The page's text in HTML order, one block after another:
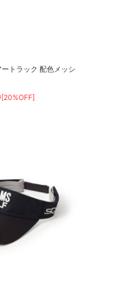
ートラック 配色メッシ
[20%OFF]